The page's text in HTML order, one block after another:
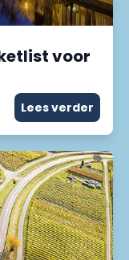
voor
Lees verder